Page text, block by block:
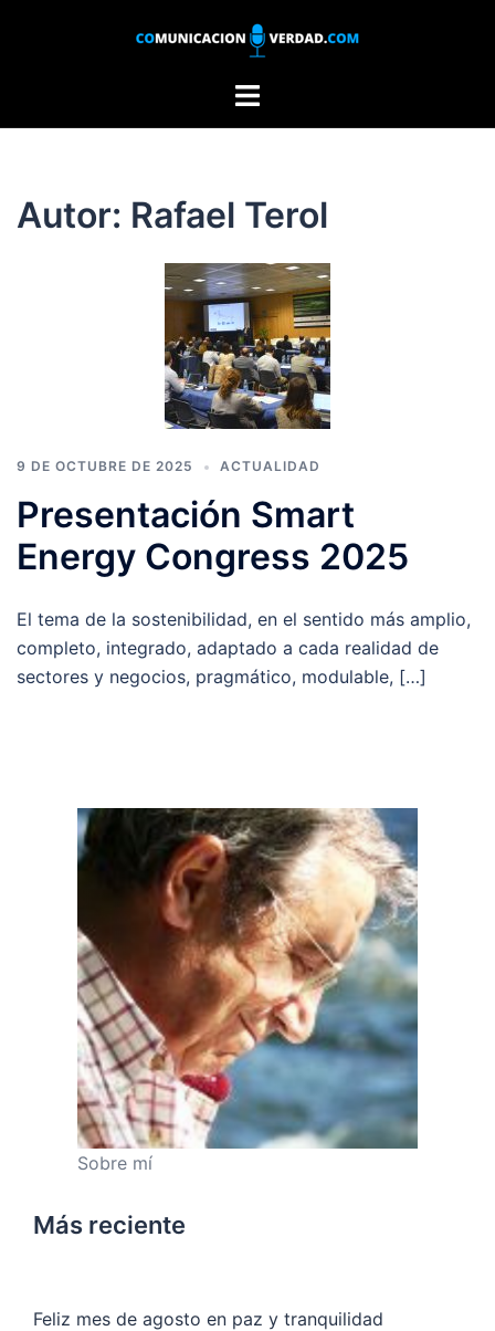
Alternar
Autor: Rafael Terol
9 DE OCTUBRE DE 2025 ACTUALIDAD
Presentación Smart
Energy Congress 2025
El tema de la sostenibilidad, en el sentido más amplio,
completo, integrado, adaptado a cada realidad de
sectores y negocios, pragmático, modulable, […]
Sobre mí
Más reciente
Feliz mes de agosto en paz y tranquilidad